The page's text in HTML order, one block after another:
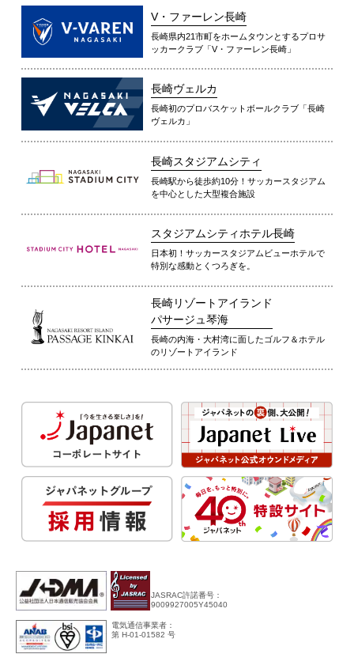
V・ファーレン長崎
長崎県内21市町をホームタウンとするプロサ
ッカークラブ「V・ファーレン長崎」
長崎ヴェルカ
長崎初のプロバスケットボールクラブ「長崎
ヴェルカ」
長崎スタジアムシティ
長崎駅から徒歩約10分！サッカースタジアム
を中心とした大型複合施設
スタジアムシティホテル長崎
日本初！サッカースタジアムビューホテルで
特別な感動とくつろぎを。
長崎リゾートアイランド
パサージュ琴海
長崎の内海・大村湾に面したゴルフ＆ホテル
のリゾートアイランド
JASRAC許諾番号：
9009927005Y45040
電気通信事業者：
第 H-01-01582 号